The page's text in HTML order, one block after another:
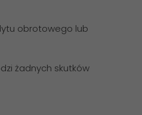
obrotowego lub
żadnych skutków